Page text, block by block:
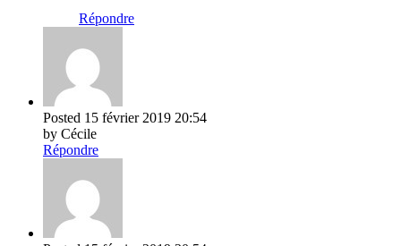
Répondre
Posted 15 février 2019 20:54
by Cécile
Répondre